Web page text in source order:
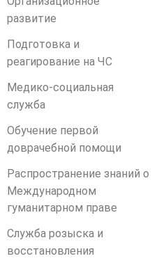
развитие
Подготовка и
реагирование на ЧС
Медико-социальная
служба
Обучение первой
доврачебной помощи
Распространение знаний о
Международном
гуманитарном праве
Служба розыска и
восстановления